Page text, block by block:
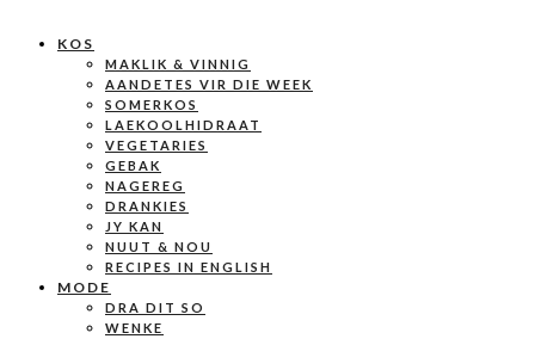
KOS
MAKLIK & VINNIG
AANDETES VIR DIE WEEK
SOMERKOS
LAEKOOLHIDRAAT
VEGETARIES
GEBAK
NAGEREG
DRANKIES
JY KAN
NUUT & NOU
RECIPES IN ENGLISH
MODE
DRA DIT SO
WENKE